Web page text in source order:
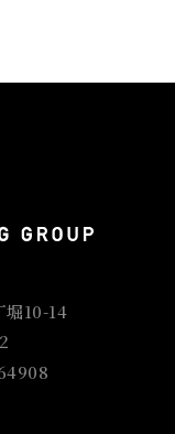
堀10-14